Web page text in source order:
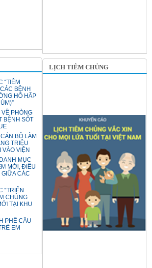
“TIÊM
BỆNH
HÔ HẤP
PHÒNG
BỆNH SỐT
BỘ LÀM
TRIỆU
VÀO VIỆN
MỤC
MỚI, ĐIỀU
CÁC
“TRIỂN
CHỦNG
TẠI KHU
PHẾ CẦU
EM
LỊCH TIÊM CHỦNG